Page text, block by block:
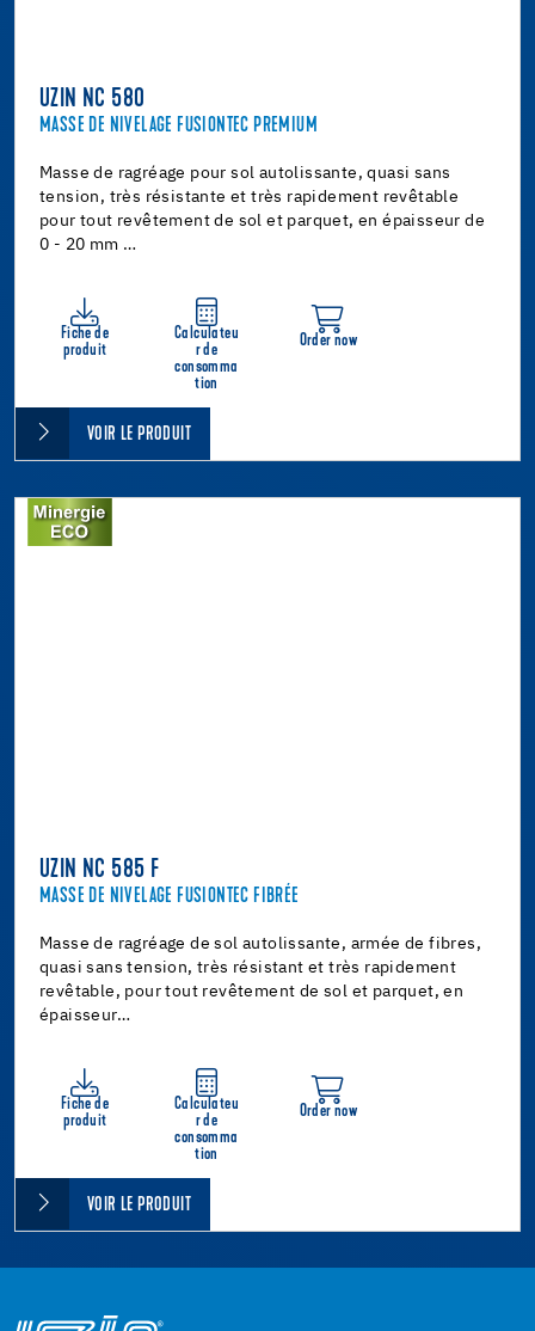
UZIN NC 580
MASSE DE NIVELAGE FUSIONTEC PREMIUM
Masse de ragréage pour sol autolissante, quasi sans
tension, très résistante et très rapidement revêtable
pour tout revêtement de sol et parquet, en épaisseur de
0 - 20 mm …
Fiche de
produit
Calculateu
r de
consomma
tion
Order now
VOIR LE PRODUIT
UZIN NC 585 F
MASSE DE NIVELAGE FUSIONTEC FIBRÉE
Masse de ragréage de sol autolissante, armée de fibres,
quasi sans tension, très résistant et très rapidement
revêtable, pour tout revêtement de sol et parquet, en
épaisseur…
Fiche de
produit
Calculateu
r de
consomma
tion
Order now
VOIR LE PRODUIT